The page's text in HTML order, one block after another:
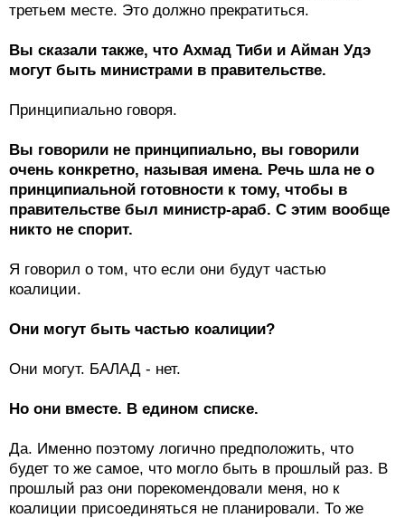
третьем месте. Это должно прекратиться.
Вы сказали также, что Ахмад Тиби и Айман Удэ
могут быть министрами в правительстве.
Принципиально говоря.
Вы говорили не принципиально, вы говорили
очень конкретно, называя имена. Речь шла не о
принципиальной готовности к тому, чтобы в
правительстве был министр-араб. С этим вообще
никто не спорит.
Я говорил о том, что если они будут частью
коалиции.
Они могут быть частью коалиции?
Они могут. БАЛАД - нет.
Но они вместе. В едином списке.
Да. Именно поэтому логично предположить, что
будет то же самое, что могло быть в прошлый раз. В
прошлый раз они порекомендовали меня, но к
коалиции присоединяться не планировали. То же